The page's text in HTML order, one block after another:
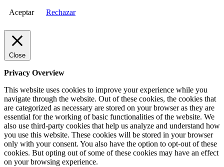
Aceptar Rechazar
Close
Privacy Overview
This website uses cookies to improve your experience while you
navigate through the website. Out of these cookies, the cookies that
are categorized as necessary are stored on your browser as they are
essential for the working of basic functionalities of the website. We
also use third-party cookies that help us analyze and understand how
you use this website. These cookies will be stored in your browser
only with your consent. You also have the option to opt-out of these
cookies. But opting out of some of these cookies may have an effect
on your browsing experience.